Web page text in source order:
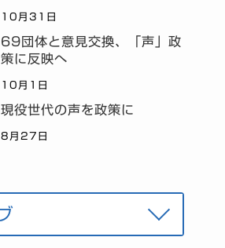
10月31日
69団体と意見交換、「声」政
策に反映へ
10月1日
現役世代の声を政策に
8月27日